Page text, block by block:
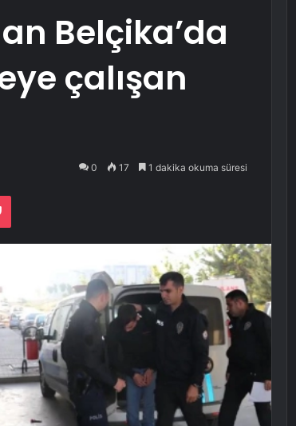
Belçika’da
çalışan
0 17 1 dakika okuma süresi
Pocket